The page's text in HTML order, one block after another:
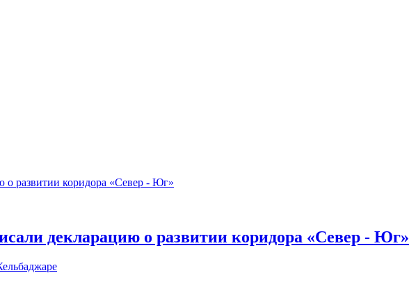
декларацию о развитии коридора «Север - Юг»